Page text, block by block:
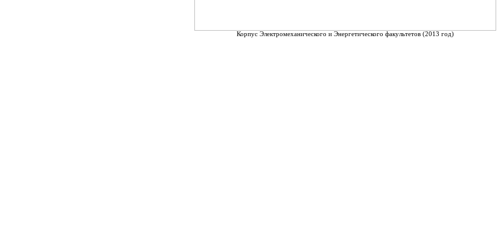
Корпус Электромеханического и Энергетического факультетов (2013 год)